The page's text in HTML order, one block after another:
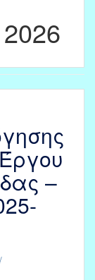
2026
–